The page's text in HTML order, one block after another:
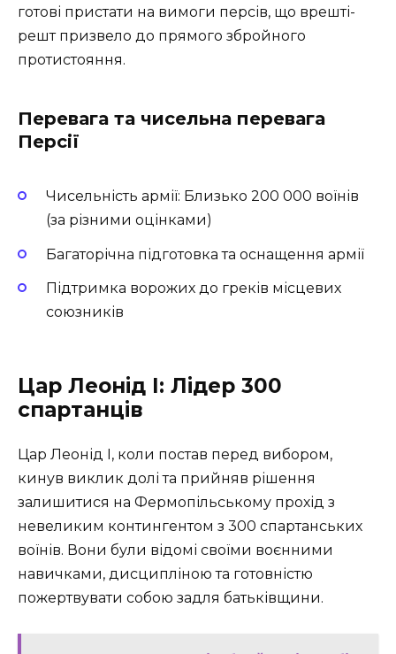
готові пристати на вимоги персів, що врешті-
решт призвело до прямого збройного
протистояння.
Перевага та чисельна перевага
Персії
Чисельність армії: Близько 200 000 воїнів
(за різними оцінками)
Багаторічна підготовка та оснащення армії
Підтримка ворожих до греків місцевих
союзників
Цар Леонід I: Лідер 300
спартанців
Цар Леонід I, коли постав перед вибором,
кинув виклик долі та прийняв рішення
залишитися на Фермопільському прохід з
невеликим контингентом з 300 спартанських
воїнів. Вони були відомі своїми воєнними
навичками, дисципліною та готовністю
пожертвувати собою задля батьківщини.